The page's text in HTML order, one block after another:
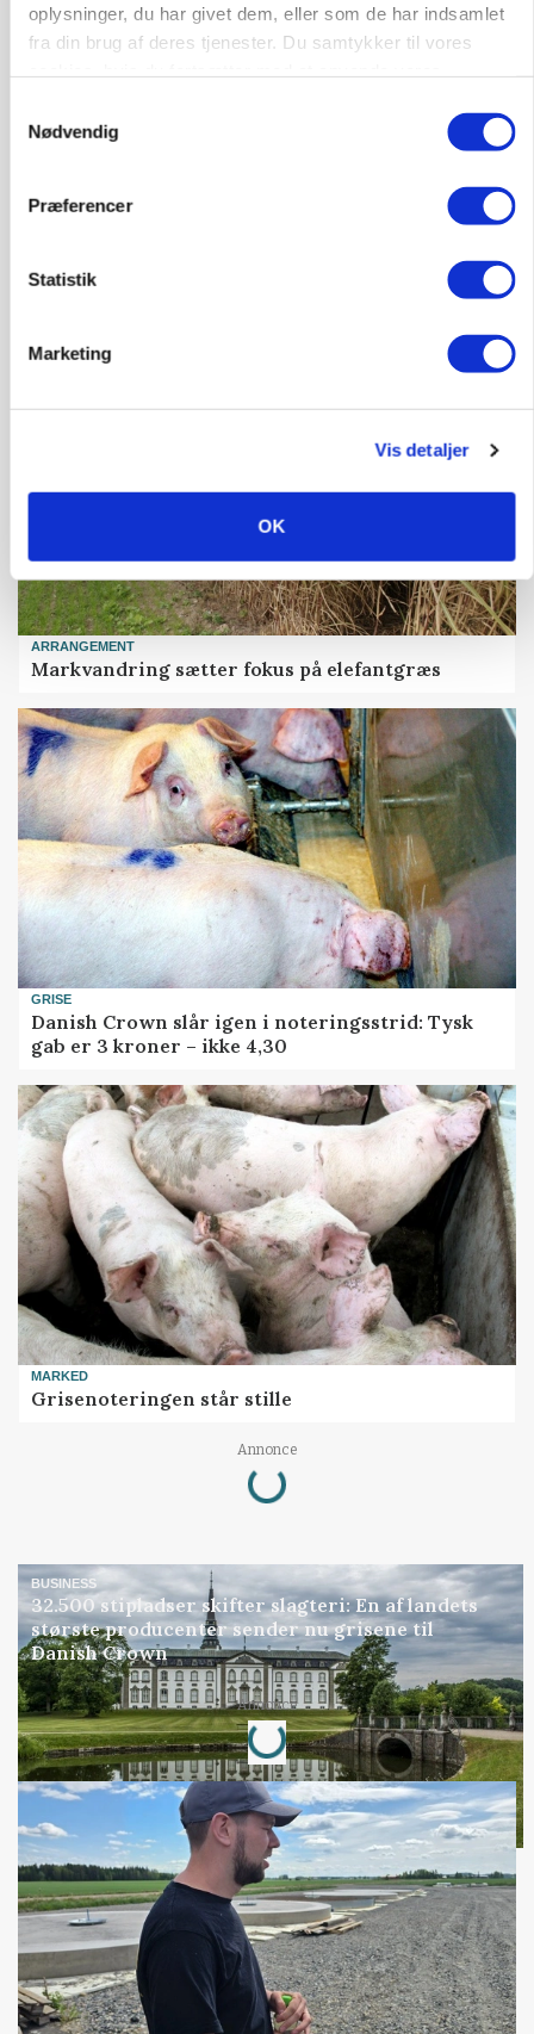
oplysninger, du har givet dem, eller som de har indsamlet
fra din brug af deres tjenester. Du samtykker til vores
Nødvendig
Præferencer
Statistik
Marketing
Vis detaljer
OK
18 montører står klar i høsten: Sådan holder PN
MASKINER
Forserie til selvkørende skårlægger afprøves i år
ARRANGEMENT
Markvandring sætter fokus på elefantgræs
GRISE
Danish Crown slår igen i noteringsstrid: Tysk
gab er 3 kroner – ikke 4,30
MARKED
Grisenoteringen står stille
Annonce
Loading...
BUSINESS
32.500 stipladser skifter slagteri: En af landets
største producenter sender nu grisene til
Danish Crown
Annonce
Loading...